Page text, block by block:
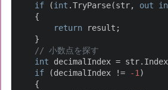
if (int .TryParse(str, out
    {
return result;
    }
// 小数点を探す
int decimalIndex =
if (decimalIndex != -1)
    {